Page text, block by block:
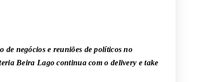
de negócios e reuniões de políticos no
Beira Lago continua com o delivery e take